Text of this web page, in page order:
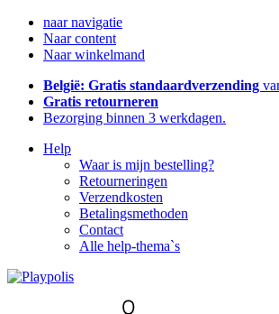
naar navigatie
Naar content
Naar winkelmand
België: Gratis standaardverzending
Gratis retourneren
Bezorging binnen 3 werkdagen.
Help
Waar is mijn bestelling?
Retourneringen
Verzendkosten
Betalingsmethoden
Contact
Alle help-thema`s